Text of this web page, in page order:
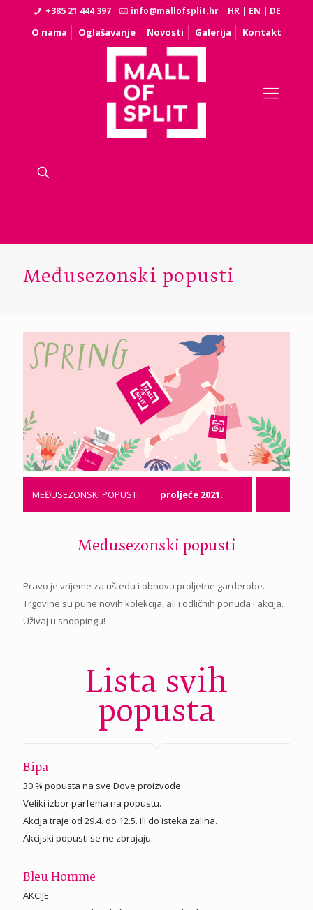
+385 21 444 397 info@mallofsplit.hr HR | EN | DE
O nama Oglašavanje Novosti Galerija Kontakt
Međusezonski popusti
MEĐUSEZONSKI POPUSTI proljeće 2021.
Međusezonski popusti
Pravo je vrijeme za uštedu i obnovu proljetne garderobe.
Trgovine su pune novih kolekcija, ali i odličnih ponuda i akcija.
Uživaj u shoppingu!
Lista svih
popusta
Bipa
30 % popusta na sve Dove proizvode.
Veliki izbor parfema na popustu.
Akcija traje od 29.4. do 12.5. ili do isteka zaliha.
Akcijski popusti se ne zbrajaju.
Bleu Homme
AKCIJE